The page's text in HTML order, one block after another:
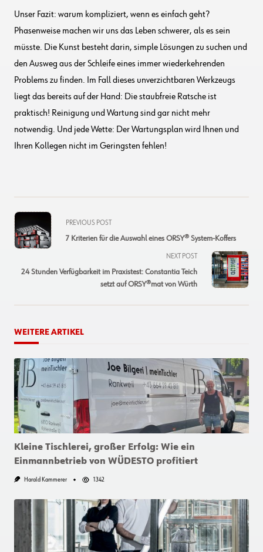
Unser Fazit: warum kompliziert, wenn es einfach geht?
Phasenweise machen wir uns das Leben schwerer, als es sein
müsste. Die Kunst besteht darin, simple Lösungen zu suchen und
den Ausweg aus der Schleife eines immer wiederkehrenden
Problems zu finden. Im Fall dieses unverzichtbaren Werkzeugs
liegt das bereits auf der Hand: Die staubfreie Ratsche ist
praktisch! Reinigung und Wartung sind gar nicht mehr
notwendig. Und jede Wette: Der Wartungsplan wird Ihnen und
Ihren Kollegen nicht im Geringsten fehlen!
<span
class="nav-
subtitle
reader-
text">Page</span>
PREVIOUS POST
7 Kriterien für die Auswahl eines ORSY® System-Koffers
NEXT POST
24 Stunden Verfügbarkeit im Praxistest: Constantia Teich
setzt auf ORSY®mat von Würth
WEITERE ARTIKEL
Kleine Tischlerei, großer Erfolg: Wie ein
Einmannbetrieb von WÜDESTO profitiert
Harald Kammerer 1342